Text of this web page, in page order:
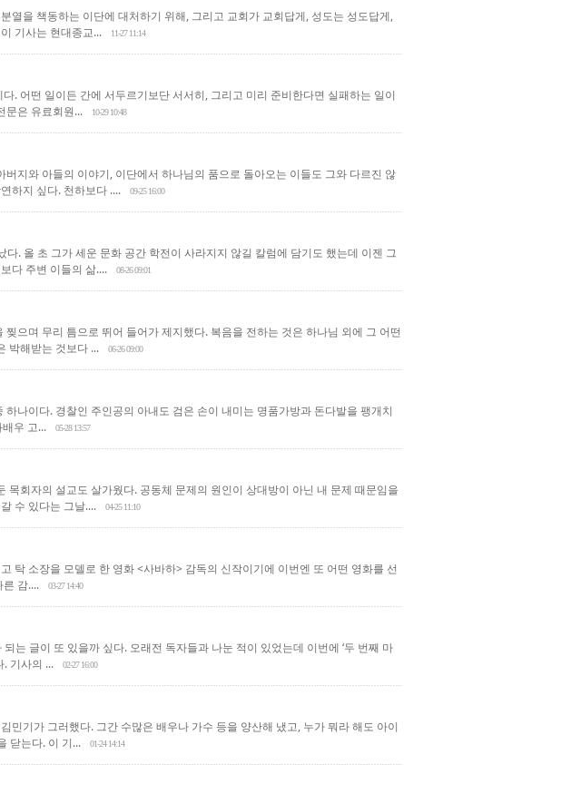
열을 책동하는 이단에 대처하기 위해, 그리고 교회가 교회답게, 성도는 성도답게,
기사는 현대종교...
11-27 11:14
. 어떤 일이든 간에 서두르기보단 서서히, 그리고 미리 준비한다면 실패하는 일이
문은 유료회원...
10-29 10:48
지와 아들의 이야기, 이단에서 하나님의 품으로 돌아오는 이들도 그와 다르진 않
하지 싶다. 천하보다 ....
09-25 16:00
. 올 초 그가 세운 문화 공간 학전이 사라지지 않길 칼럼에 담기도 했는데 이젠 그
다 주변 이들의 삶....
08-26 09:01
으며 무리 틈으로 뛰어 들어가 제지했다. 복음을 전하는 것은 하나님 외에 그 어떤
박해받는 것보다 ...
06-26 09:00
나이다. 경찰인 주인공의 아내도 검은 손이 내미는 명품가방과 돈다발을 팽개치
우 고...
05-28 13:57
회자의 설교도 살가웠다. 공동체 문제의 원인이 상대방이 아닌 내 문제 때문임을
수 있다는 그날....
04-25 11:10
탁 소장을 모델로 한 영화 <사바하> 감독의 신작이기에 이번엔 또 어떤 영화를 선
감....
03-27 14:40
는 글이 또 있을까 싶다. 오래전 독자들과 나눈 적이 있었는데 이번에 ‘두 번째 마
. 기사의 ...
02-27 16:00
민기가 그러했다. 그간 수많은 배우나 가수 등을 양산해 냈고, 누가 뭐라 해도 아이
닫는다. 이 기...
01-24 14:14